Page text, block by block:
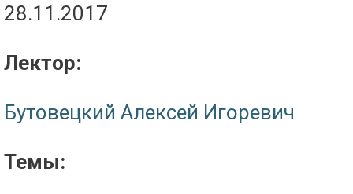
28.11.2017
Лектор:
Бутовецкий Алексей Игоревич
Темы: